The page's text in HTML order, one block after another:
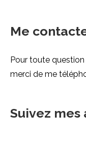
Me
Pour toute
merci de me
Suivez mes